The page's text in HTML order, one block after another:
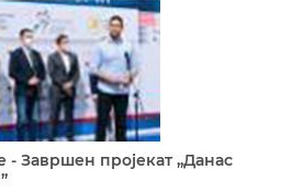
- Завршен пројекат „Данас